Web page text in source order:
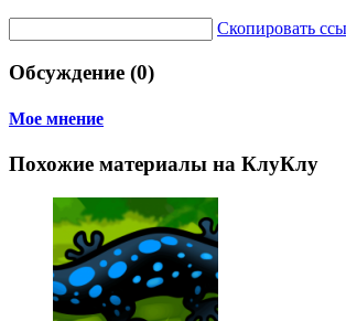
Скопировать
Обсуждение (0)
Мое мнение
Похожие материалы на КлуКлу